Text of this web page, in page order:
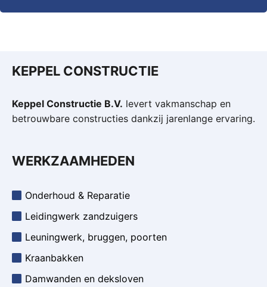
KEPPEL CONSTRUCTIE
Keppel Constructie B.V. levert vakmanschap en
betrouwbare constructies dankzij jarenlange ervaring.
WERKZAAMHEDEN
Onderhoud & Reparatie
Leidingwerk zandzuigers
Leuningwerk, bruggen, poorten
Kraanbakken
Damwanden en deksloven